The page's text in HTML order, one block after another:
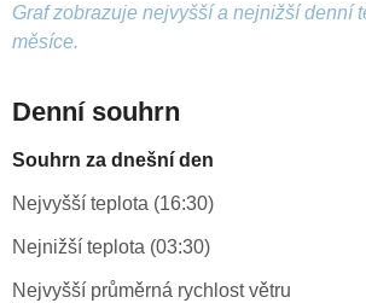
Graf zobrazuje nejvyšší a nejnižší denní
měsíce.
Denní souhrn
Souhrn za dnešní den
Nejvyšší teplota (16:30)
Nejnižší teplota (03:30)
Nejvyšší průměrná rychlost větru